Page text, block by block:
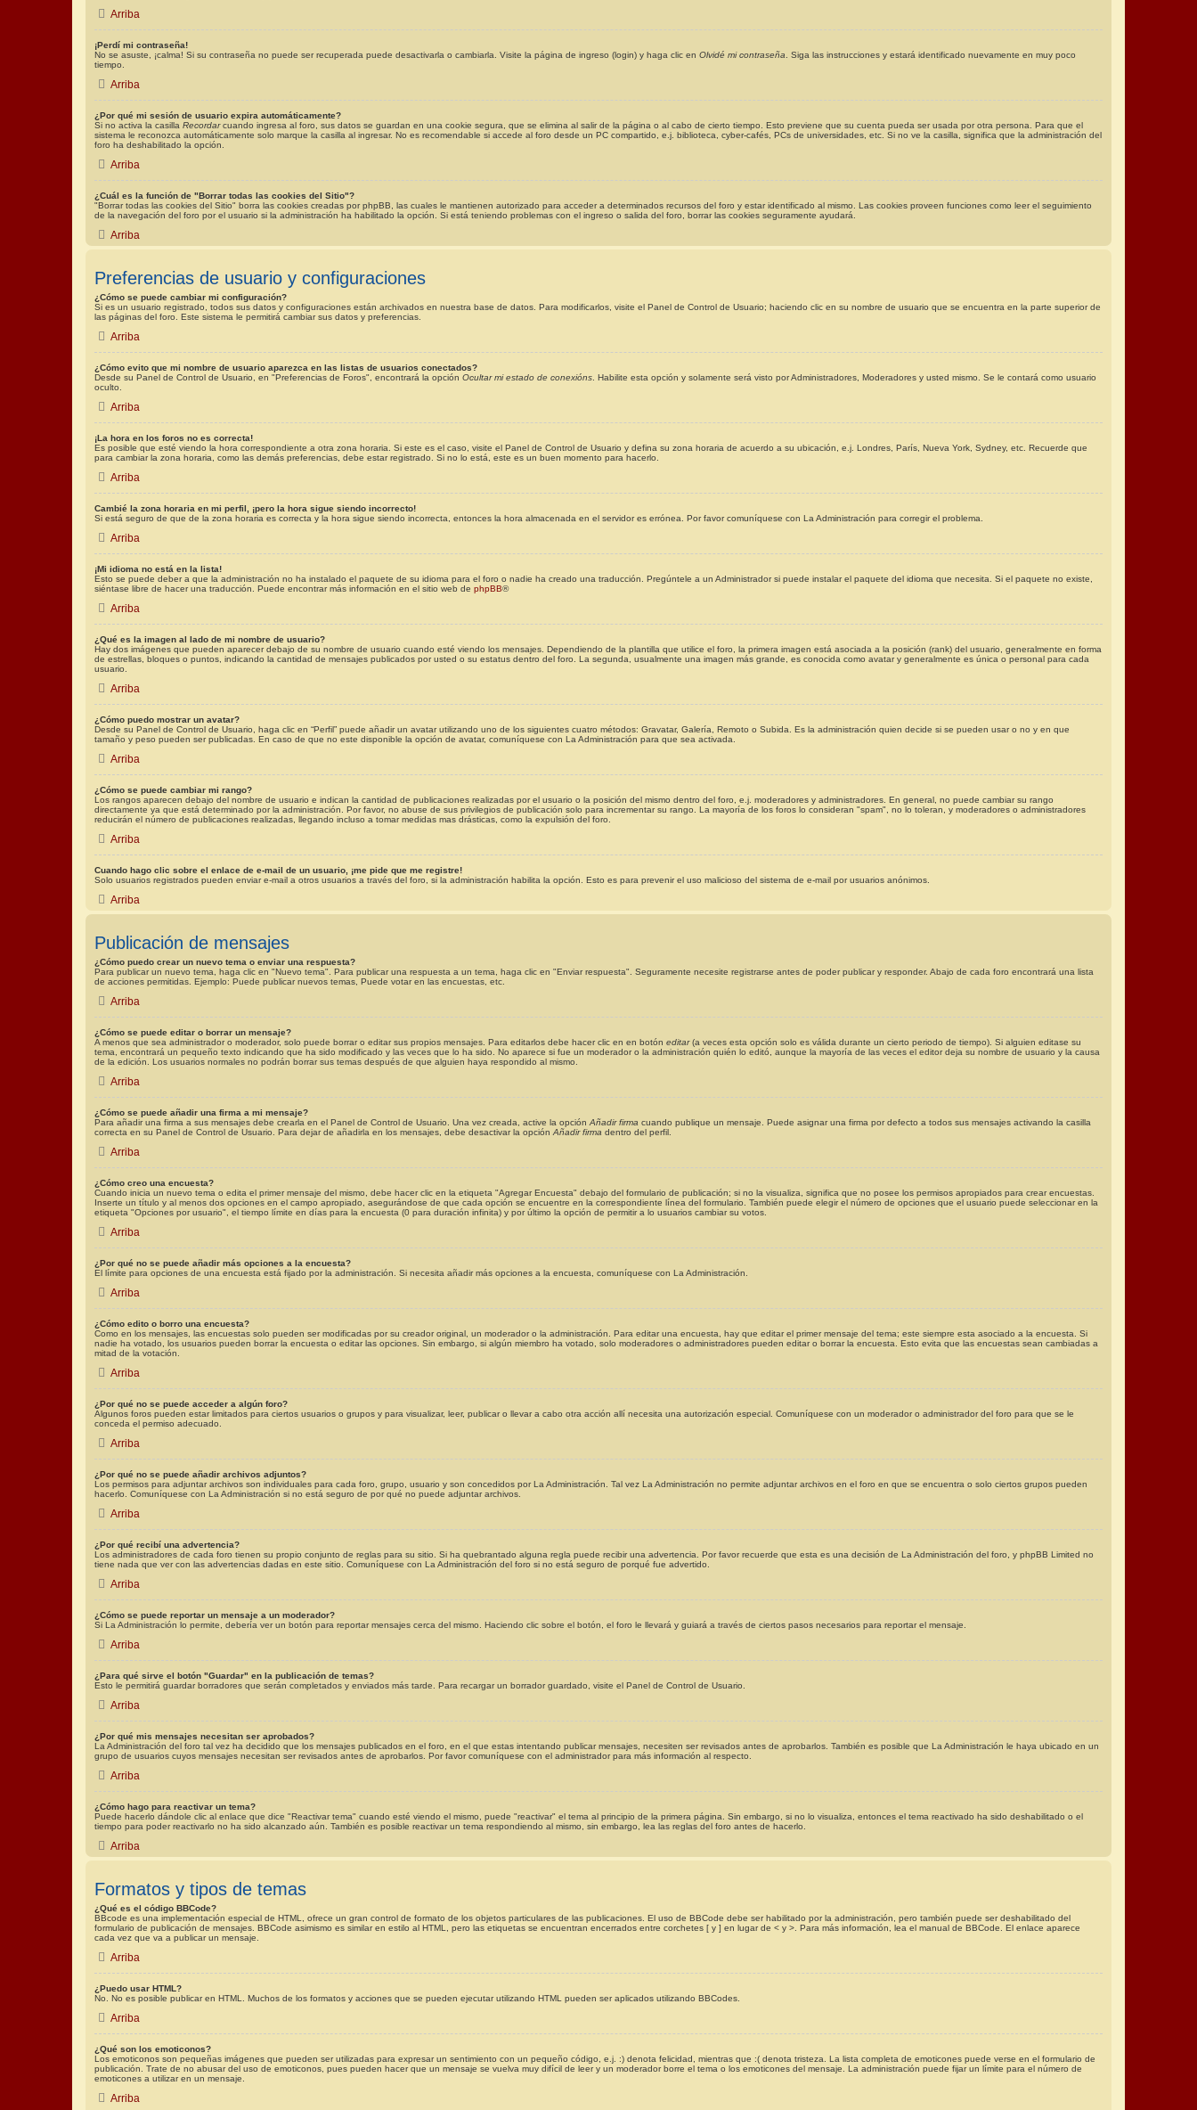
Arriba
¡Perdí mi contraseña!
No se asuste, ¡calma! Si su contraseña no puede ser recuperada puede desactivarla o cambiarla. Visite la página de ingreso (login) y haga clic en Olvidé mi contraseña . Siga las instrucciones y estará identificado nuevamente en muy poco
tiempo.
Arriba
¿Por qué mi sesión de usuario expira automáticamente?
Si no activa la casilla Recordarcuando ingresa al foro, sus datos se guardan en una cookie segura, que se elimina al salir de la página o al cabo de cierto tiempo. Esto previene que su cuenta pueda ser usada por otra persona. Para que el
sistema le reconozca automáticamente solo marque la casilla al ingresar. No es recomendable si accede al foro desde un PC compartido, e.j. biblioteca, cyber-cafés, PCs de universidades, etc. Si no ve la casilla, significa que la administración del
foro ha deshabilitado la opción.
Arriba
¿Cuál es la función de "Borrar todas las cookies del Sitio"?
"Borrar todas las cookies del Sitio" borra las cookies creadas por phpBB, las cuales le mantienen autorizado para acceder a determinados recursos del foro y estar identificado al mismo. Las cookies proveen funciones como leer el seguimiento
de la navegación del foro por el usuario si la administración ha habilitado la opción. Si está teniendo problemas con el ingreso o salida del foro, borrar las cookies seguramente ayudará.
Arriba
Preferencias de usuario y configuraciones
¿Cómo se puede cambiar mi configuración?
Si es un usuario registrado, todos sus datos y configuraciones están archivados en nuestra base de datos. Para modificarlos, visite el Panel de Control de Usuario; haciendo clic en su nombre de usuario que se encuentra en la parte superior de
las páginas del foro. Este sistema le permitirá cambiar sus datos y preferencias.
Arriba
¿Cómo evito que mi nombre de usuario aparezca en las listas de usuarios conectados?
Desde su Panel de Control de Usuario, en "Preferencias de Foros", encontrará la opción Ocultar mi estado de conexións . Habilite esta opción y solamente será visto por Administradores, Moderadores y usted mismo. Se le contará como usuario
oculto.
Arriba
¡La hora en los foros no es correcta!
Es posible que esté viendo la hora correspondiente a otra zona horaria. Si este es el caso, visite el Panel de Control de Usuario y defina su zona horaria de acuerdo a su ubicación, e.j. Londres, París, Nueva York, Sydney, etc. Recuerde que
para cambiar la zona horaria, como las demás preferencias, debe estar registrado. Si no lo está, este es un buen momento para hacerlo.
Arriba
Cambié la zona horaria en mi perfil, ¡pero la hora sigue siendo incorrecto!
Si está seguro de que de la zona horaria es correcta y la hora sigue siendo incorrecta, entonces la hora almacenada en el servidor es errónea. Por favor comuníquese con La Administración para corregir el problema.
Arriba
¡Mi idioma no está en la lista!
Esto se puede deber a que la administración no ha instalado el paquete de su idioma para el foro o nadie ha creado una traducción. Pregúntele a un Administrador si puede instalar el paquete del idioma que necesita. Si el paquete no existe,
siéntase libre de hacer una traducción. Puede encontrar más información en el sitio web de phpBB®
Arriba
¿Qué es la imagen al lado de mi nombre de usuario?
Hay dos imágenes que pueden aparecer debajo de su nombre de usuario cuando esté viendo los mensajes. Dependiendo de la plantilla que utilice el foro, la primera imagen está asociada a la posición (rank) del usuario, generalmente en forma
de estrellas, bloques o puntos, indicando la cantidad de mensajes publicados por usted o su estatus dentro del foro. La segunda, usualmente una imagen más grande, es conocida como avatar y generalmente es única o personal para cada
usuario.
Arriba
¿Cómo puedo mostrar un avatar?
Desde su Panel de Control de Usuario, haga clic en “Perfil” puede añadir un avatar utilizando uno de los siguientes cuatro métodos: Gravatar, Galería, Remoto o Subida. Es la administración quien decide si se pueden usar o no y en que
tamaño y peso pueden ser publicadas. En caso de que no este disponible la opción de avatar, comuníquese con La Administración para que sea activada.
Arriba
¿Cómo se puede cambiar mi rango?
Los rangos aparecen debajo del nombre de usuario e indican la cantidad de publicaciones realizadas por el usuario o la posición del mismo dentro del foro, e.j. moderadores y administradores. En general, no puede cambiar su rango
directamente ya que está determinado por la administración. Por favor, no abuse de sus privilegios de publicación solo para incrementar su rango. La mayoría de los foros lo consideran "spam", no lo toleran, y moderadores o administradores
reducirán el número de publicaciones realizadas, llegando incluso a tomar medidas mas drásticas, como la expulsión del foro.
Arriba
Cuando hago clic sobre el enlace de e-mail de un usuario, ¡me pide que me registre!
Solo usuarios registrados pueden enviar e-mail a otros usuarios a través del foro, si la administración habilita la opción. Esto es para prevenir el uso malicioso del sistema de e-mail por usuarios anónimos.
Arriba
Publicación de mensajes
¿Cómo puedo crear un nuevo tema o enviar una respuesta?
Para publicar un nuevo tema, haga clic en "Nuevo tema". Para publicar una respuesta a un tema, haga clic en "Enviar respuesta". Seguramente necesite registrarse antes de poder publicar y responder. Abajo de cada foro encontrará una lista
de acciones permitidas. Ejemplo: Puede publicar nuevos temas, Puede votar en las encuestas, etc.
Arriba
¿Cómo se puede editar o borrar un mensaje?
A menos que sea administrador o moderador, solo puede borrar o editar sus propios mensajes. Para editarlos debe hacer clic en en botón editar(a veces esta opción solo es válida durante un cierto periodo de tiempo). Si alguien editase su
tema, encontrará un pequeño texto indicando que ha sido modificado y las veces que lo ha sido. No aparece si fue un moderador o la administración quién lo editó, aunque la mayoría de las veces el editor deja su nombre de usuario y la causa
de la edición. Los usuarios normales no podrán borrar sus temas después de que alguien haya respondido al mismo.
Arriba
¿Cómo se puede añadir una firma a mi mensaje?
Para añadir una firma a sus mensajes debe crearla en el Panel de Control de Usuario. Una vez creada, active la opción Añadir firma cuando publique un mensaje. Puede asignar una firma por defecto a todos sus mensajes activando la casilla
correcta en su Panel de Control de Usuario. Para dejar de añadirla en los mensajes, debe desactivar la opción Añadir firma dentro del perfil.
Arriba
¿Cómo creo una encuesta?
Cuando inicia un nuevo tema o edita el primer mensaje del mismo, debe hacer clic en la etiqueta "Agregar Encuesta" debajo del formulario de publicación; si no la visualiza, significa que no posee los permisos apropiados para crear encuestas.
Inserte un título y al menos dos opciones en el campo apropiado, asegurándose de que cada opción se encuentre en la correspondiente línea del formulario. También puede elegir el número de opciones que el usuario puede seleccionar en la
etiqueta "Opciones por usuario", el tiempo límite en días para la encuesta (0 para duración infinita) y por último la opción de permitir a lo usuarios cambiar su votos.
Arriba
¿Por qué no se puede añadir más opciones a la encuesta?
El límite para opciones de una encuesta está fijado por la administración. Si necesita añadir más opciones a la encuesta, comuníquese con La Administración.
Arriba
¿Cómo edito o borro una encuesta?
Como en los mensajes, las encuestas solo pueden ser modificadas por su creador original, un moderador o la administración. Para editar una encuesta, hay que editar el primer mensaje del tema; este siempre esta asociado a la encuesta. Si
nadie ha votado, los usuarios pueden borrar la encuesta o editar las opciones. Sin embargo, si algún miembro ha votado, solo moderadores o administradores pueden editar o borrar la encuesta. Esto evita que las encuestas sean cambiadas a
mitad de la votación.
Arriba
¿Por qué no se puede acceder a algún foro?
Algunos foros pueden estar limitados para ciertos usuarios o grupos y para visualizar, leer, publicar o llevar a cabo otra acción allí necesita una autorización especial. Comuníquese con un moderador o administrador del foro para que se le
conceda el permiso adecuado.
Arriba
¿Por qué no se puede añadir archivos adjuntos?
Los permisos para adjuntar archivos son individuales para cada foro, grupo, usuario y son concedidos por La Administración. Tal vez La Administración no permite adjuntar archivos en el foro en que se encuentra o solo ciertos grupos pueden
hacerlo. Comuníquese con La Administración si no está seguro de por qué no puede adjuntar archivos.
Arriba
¿Por qué recibí una advertencia?
Los administradores de cada foro tienen su propio conjunto de reglas para su sitio. Si ha quebrantado alguna regla puede recibir una advertencia. Por favor recuerde que esta es una decisión de La Administración del foro, y phpBB Limited no
tiene nada que ver con las advertencias dadas en este sitio. Comuníquese con La Administración del foro si no está seguro de porqué fue advertido.
Arriba
¿Cómo se puede reportar un mensaje a un moderador?
Si La Administración lo permite, debería ver un botón para reportar mensajes cerca del mismo. Haciendo clic sobre el botón, el foro le llevará y guiará a través de ciertos pasos necesarios para reportar el mensaje.
Arriba
¿Para qué sirve el botón "Guardar" en la publicación de temas?
Esto le permitirá guardar borradores que serán completados y enviados más tarde. Para recargar un borrador guardado, visite el Panel de Control de Usuario.
Arriba
¿Por qué mis mensajes necesitan ser aprobados?
La Administración del foro tal vez ha decidido que los mensajes publicados en el foro, en el que estas intentando publicar mensajes, necesiten ser revisados antes de aprobarlos. También es posible que La Administración le haya ubicado en un
grupo de usuarios cuyos mensajes necesitan ser revisados antes de aprobarlos. Por favor comuníquese con el administrador para más información al respecto.
Arriba
¿Cómo hago para reactivar un tema?
Puede hacerlo dándole clic al enlace que dice "Reactivar tema" cuando esté viendo el mismo, puede "reactivar" el tema al principio de la primera página. Sin embargo, si no lo visualiza, entonces el tema reactivado ha sido deshabilitado o el
tiempo para poder reactivarlo no ha sido alcanzado aún. También es posible reactivar un tema respondiendo al mismo, sin embargo, lea las reglas del foro antes de hacerlo.
Arriba
Formatos y tipos de temas
¿Qué es el código BBCode?
BBcode es una implementación especial de HTML, ofrece un gran control de formato de los objetos particulares de las publicaciones. El uso de BBCode debe ser habilitado por la administración, pero también puede ser deshabilitado del
formulario de publicación de mensajes. BBCode asimismo es similar en estilo al HTML, pero las etiquetas se encuentran encerrados entre corchetes [ y ] en lugar de < y >. Para más información, lea el manual de BBCode. El enlace aparece
cada vez que va a publicar un mensaje.
Arriba
¿Puedo usar HTML?
No. No es posible publicar en HTML. Muchos de los formatos y acciones que se pueden ejecutar utilizando HTML pueden ser aplicados utilizando BBCodes.
Arriba
¿Qué son los emoticonos?
Los emoticonos son pequeñas imágenes que pueden ser utilizadas para expresar un sentimiento con un pequeño código, e.j. :) denota felicidad, mientras que :( denota tristeza. La lista completa de emoticones puede verse en el formulario de
publicación. Trate de no abusar del uso de emoticonos, pues pueden hacer que un mensaje se vuelva muy difícil de leer y un moderador borre el tema o los emoticones del mensaje. La administración puede fijar un límite para el número de
emoticones a utilizar en un mensaje.
Arriba